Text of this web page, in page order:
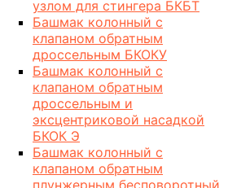
узлом для стингера БКБТ
Башмак колонный с
клапаном обратным
дроссельным БКОКУ
Башмак колонный с
клапаном обратным
дроссельным и
эксцентриковой насадкой
БКОК Э
Башмак колонный с
клапаном обратным
плунжерным бесповоротный